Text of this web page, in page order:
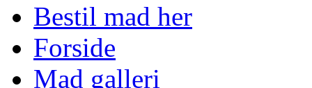
Bestil mad her
Forside
Mad galleri